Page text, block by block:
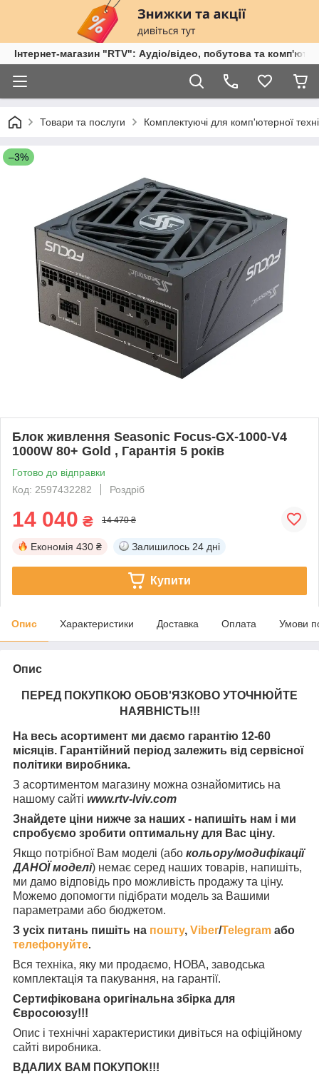
Інтернет-магазин "RTV": Аудіо/відео, побутова та
Товари та послуги Комплектуючі для комп'ютерної
–3%
Блок живлення Seasonic Focus-GX-1000-V4
1000W 80+ Gold , Гарантія 5 років
Готово до відправки
Код: 2597432282
Роздріб
14 040 ₴ 14 470 ₴
Економія 430 ₴ Залишилось 24 дні
Купити
Опис Характеристики Доставка Оплата Умови
Опис
ПЕРЕД ПОКУПКОЮ ОБОВ'ЯЗКОВО УТОЧНЮЙТЕ
НАЯВНІСТЬ!!!
На весь асортимент ми даємо гарантію 12-60
місяців. Гарантійний період залежить від сервісної
політики виробника.
З асортиментом магазину можна ознайомитись на
нашому сайті www.rtv-lviv.com
Знайдете ціни нижче за наших - напишіть нам і ми
спробуємо зробити оптимальну для Вас ціну.
Якщо потрібної Вам моделі (або кольору/модифікації
ДАНОЇ моделі) немає серед наших товарів, напишіть,
ми дамо відповідь про можливість продажу та ціну.
Можемо допомогти підібрати модель за Вашими
параметрами або бюджетом.
З усіх питань пишіть на пошту, Viber/Telegram або
телефонуйте.
Вся техніка, яку ми продаємо, НОВА, заводська
комплектація та пакування, на гарантії.
Сертифікована оригінальна збірка для
Євросоюзу!!!
Опис і технічні характеристики дивіться на офіційному
сайті виробника.
ВДАЛИХ ВАМ ПОКУПОК!!!